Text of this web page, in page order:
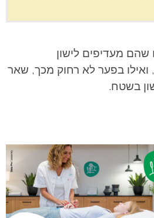
מעדיפים לישון
במלון/צימר/AIRBNB, ואילו בפער לא רחוק מכך, שאר
בשטח.